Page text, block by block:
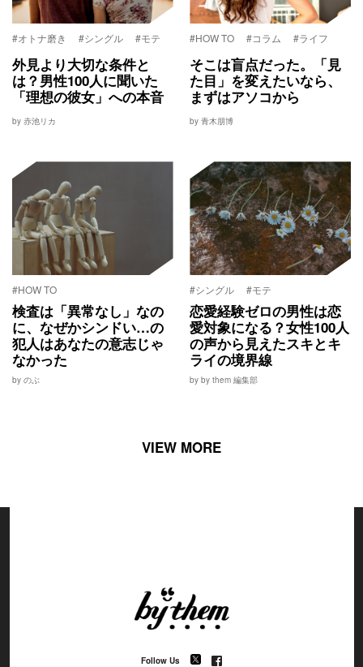
#オトナ磨き #シングル #モテ
外見より大切な条件と
は？男性100人に聞いた
「理想の彼女」への本音
by 赤池リカ
#HOW TO #コラム #ライフ
そこは盲点だった。「見
た目」を変えたいなら、
まずはアソコから
by 青木朋博
#HOW TO
検査は「異常なし」なの
に、なぜかシンドい…の
犯人はあなたの意志じゃ
なかった
by のぶ
#シングル #モテ
恋愛経験ゼロの男性は恋
愛対象になる？女性100人
の声から見えたスキとキ
ライの境界線
by by them 編集部
VIEW MORE
Follow Us